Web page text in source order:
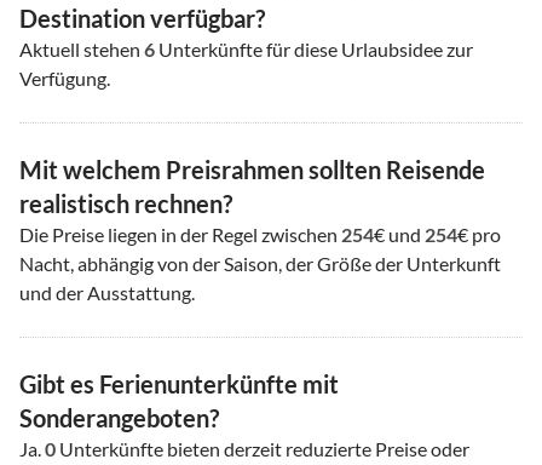
Destination verfügbar?
Aktuell stehen 6 Unterkünfte für diese Urlaubsidee zur
Verfügung.
Mit welchem Preisrahmen sollten Reisende
realistisch rechnen?
Die Preise liegen in der Regel zwischen 254€ und 254€ pro
Nacht, abhängig von der Saison, der Größe der Unterkunft
und der Ausstattung.
Gibt es Ferienunterkünfte mit
Sonderangeboten?
Ja. 0 Unterkünfte bieten derzeit reduzierte Preise oder